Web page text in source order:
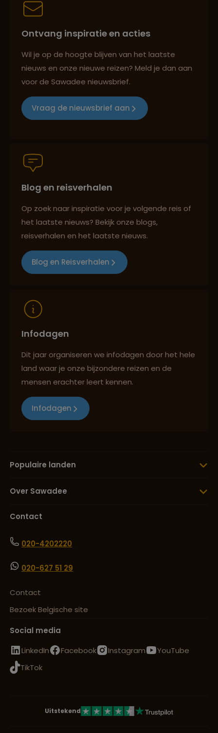
Best beoordeelde reisroutes
Reizen met oog voor mens, cultuur en milieu
Groepsreizen mét indivuele vrijheid
Best beoordeelde reisroutes
Reizen met oog voor mens, cultuur en milieu
Ontvang inspiratie en acties
Wil je op de hoogte blijven van het laatste
nieuws en onze nieuwe reizen? Meld je dan aan
voor de Sawadee nieuwsbrief.
Vraag de nieuwsbrief aan
Blog en reisverhalen
Op zoek naar inspiratie voor je volgende reis of
het laatste nieuws? Bekijk onze blogs,
reisverhalen en het laatste nieuws.
Blog en Reisverhalen
Infodagen
Dit jaar organiseren we infodagen door het hele
land waar je onze bijzondere reizen en de
mensen erachter leert kennen.
Infodagen
Populaire landen
Over Sawadee
Contact
020-4202220
020-627 51 29
Contact
Bezoek Belgische site
Social media
LinkedIn
Facebook Instagram
YouTube
TikTok
Uitstekend